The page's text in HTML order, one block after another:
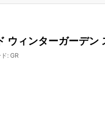
ウィンターガーデン
:GR